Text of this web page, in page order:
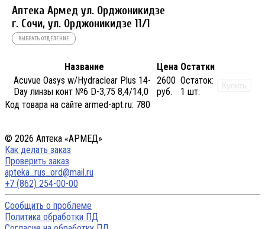
Аптека Армед ул. Орджоникидзе
г. Сочи, ул. Орджоникидзе 11/1
ВЫБРАТЬ ОТДЕЛЕНИЕ
Название Цена Остатки
Acuvue Oasys w/Hydraclear Plus 14-
Day линзы конт №6 D-3,75 8,4/14,0
2600
руб.
Остаток:
1 шт.
Купить
Код товара на сайте armed-apt.ru: 780
© 2026 Аптека «АРМЕД»
Как делать заказ
Проверить заказ
apteka_rus_ord@mail.ru
+7 (862) 254-00-00
Сообщить о проблеме
Политика обработки ПД